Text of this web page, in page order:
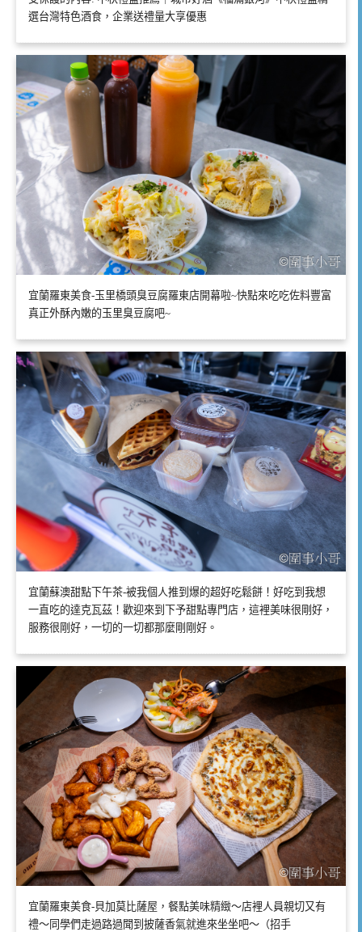
選台灣特色酒食，企業送禮量大享優惠
宜蘭羅東美食-玉里橋頭臭豆腐羅東店開幕啦~快點來吃吃佐料豐富
真正外酥內嫩的玉里臭豆腐吧~
宜蘭蘇澳甜點下午茶-被我個人推到爆的超好吃鬆餅！好吃到我想
一直吃的達克瓦茲！歡迎來到下予甜點專門店，這裡美味很剛好，
服務很剛好，一切的一切都那麼剛剛好。
宜蘭羅東美食-貝加莫比薩屋，餐點美味精緻～店裡人員親切又有
禮～同學們走過路過聞到披薩香氣就進來坐坐吧～（招手